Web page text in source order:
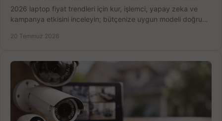
2026 laptop fiyat trendleri için kur, işlemci, yapay zeka ve
kampanya etkisini inceleyin; bütçenize uygun modeli doğru
20 Temmuz 2026